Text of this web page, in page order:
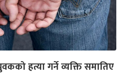
हत्या गर्ने व्यक्ति समातिए